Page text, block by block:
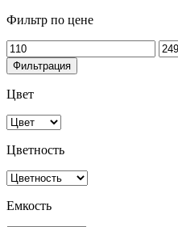
Фильтр по цене
Минимальная
цена
Фильтрация
Цвет
Цветность
Емкость